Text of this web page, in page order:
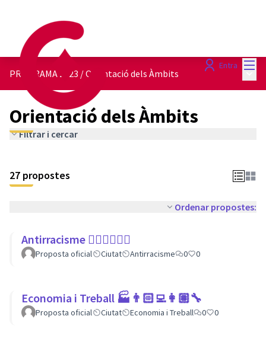
Entra
PROGRAMA 2023 /Orientació dels Àmbits
Orientació dels Àmbits
Filtrar i cercar
27 propostes
Ordenar propostes:
Antirracisme ✊🏾✊🏼✊🏿
Proposta oficial Ciutat Antirracisme 0 0
Economia i Treball 🏭👨🏻‍💻👩🏽‍🔧
Proposta oficial Ciutat Economia i Treball 0 0